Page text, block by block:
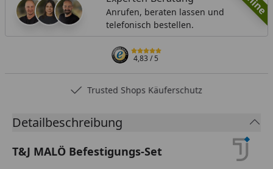
Anrufen, beraten lassen und
telefonisch bestellen.
4,83/ 5
Trusted Shops Käuferschutz
Detailbeschreibung
T&J MALÖ Befestigungs-Set